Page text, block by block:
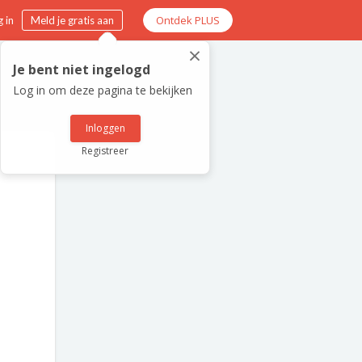
in Meld je gratis aan Ontdek PLUS
×
Je bent niet ingelogd
Log in om deze pagina te bekijken
Inloggen
Registreer